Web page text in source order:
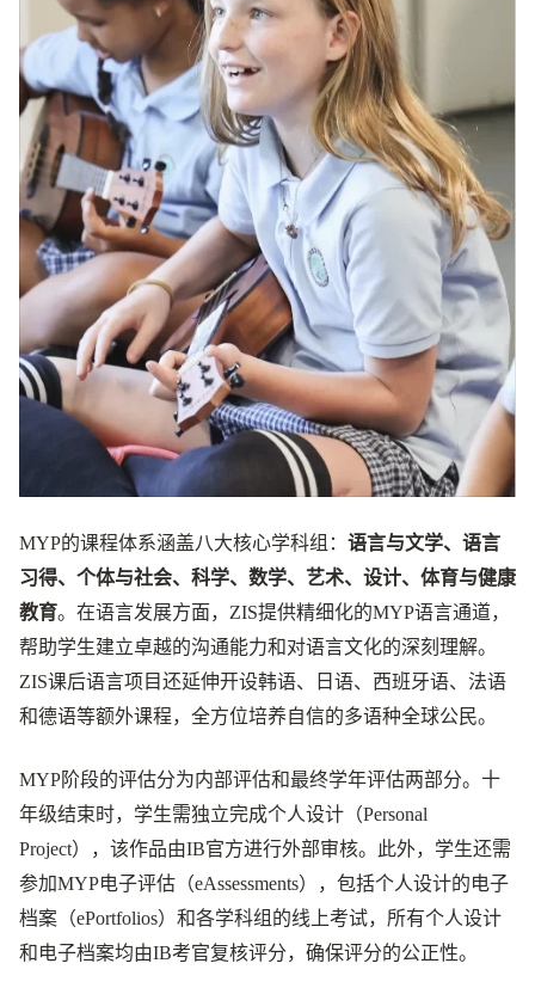
MYP的课程体系涵盖八大核心学科组： 语言与文学、语言
习得、个体与社会、科学、数学、艺术、设计、体育与健康
教育。在语言发展方面，ZIS提供精细化的MYP语言通道，
帮助学生建立卓越的沟通能力和对语言文化的深刻理解。
ZIS课后语言项目还延伸开设韩语、日语、西班牙语、法语
和德语等额外课程，全方位培养自信的多语种全球公民。
MYP阶段的评估分为内部评估和最终学年评估两部分。十
年级结束时，学生需独立完成个人设计（Personal
Project），该作品由IB官方进行外部审核。此外，学生还需
参加MYP电子评估（eAssessments），包括个人设计的电子
档案（ePortfolios）和各学科组的线上考试，所有个人设计
和电子档案均由IB考官复核评分，确保评分的公正性。